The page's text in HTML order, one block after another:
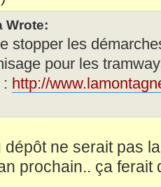
Wrote:
stopper les
pour les
http://
ne serait pas
prochain.. ça ferait